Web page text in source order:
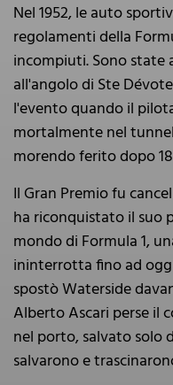
Nel 1952, le auto
regolamenti della
incompiuti. Sono
all'angolo di Ste
l'evento quando il
mortalmente nel
morendo ferito dopo
Il Gran Premio fu
ha riconquistato il suo
mondo di Formula 1,
ininterrotta fino ad
spostò Waterside
Alberto Ascari perse il
nel porto, salvato solo
salvarono e